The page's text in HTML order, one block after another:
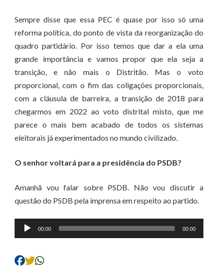
Sempre disse que essa PEC é quase por isso só uma
reforma política, do ponto de vista da reorganização do
quadro partidário. Por isso temos que dar a ela uma
grande importância e vamos propor que ela seja a
transição, e não mais o Distritão. Mas o voto
proporcional, com o fim das coligações proporcionais,
com a cláusula de barreira, a transição de 2018 para
chegarmos em 2022 ao voto distrital misto, que me
parece o mais bem acabado de todos os sistemas
eleitorais já experimentados no mundo civilizado.
O senhor voltará para a presidência do PSDB?
Amanhã vou falar sobre PSDB. Não vou discutir a
questão do PSDB pela imprensa em respeito ao partido.
Tocador
de
00:00 00:00